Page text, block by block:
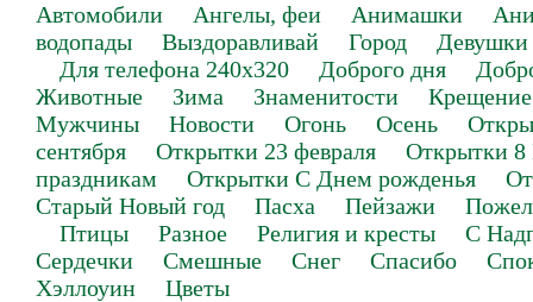
Автомобили Ангелы, феи Анимашки
водопады
Выздоравливай Город
Девушки
Для телефона 240х320
Доброго дня
Животные
Зима Знаменитости
Крещение
Мужчины
Новости Огонь Осень
сентября
Открытки 23 февраля
Открытки 8
праздникам
Открытки С Днем рожденья
Старый Новый год
Пасха Пейзажи
Птицы
Разное Религия и кресты
С
Сердечки
Смешные Снег Спасибо
Хэллоуин
Цветы